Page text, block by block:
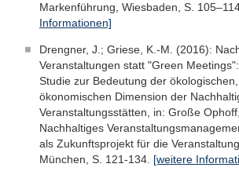
Markenführung, Wiesbaden, S.
Informationen]
Drengner, J.; Griese, K.-M. (2016):
Veranstaltungen statt "Green
Studie zur Bedeutung der
ökonomischen Dimension der
Veranstaltungsstätten, in: Große
Nachhaltiges
als Zukunftsprojekt für die
München, S. 121-134. [weitere